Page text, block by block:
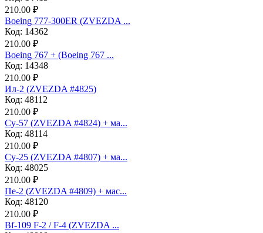
210.00 ₽
Boeing 777-300ER (ZVEZDA ...
Код: 14362
210.00 ₽
Boeing 767 + (Boeing 767 ...
Код: 14348
210.00 ₽
Ил-2 (ZVEZDA #4825)
Код: 48112
210.00 ₽
Су-57 (ZVEZDA #4824) + ма...
Код: 48114
210.00 ₽
Су-25 (ZVEZDA #4807) + ма...
Код: 48025
210.00 ₽
Пе-2 (ZVEZDA #4809) + мас...
Код: 48120
210.00 ₽
Bf-109 F-2 / F-4 (ZVEZDA ...